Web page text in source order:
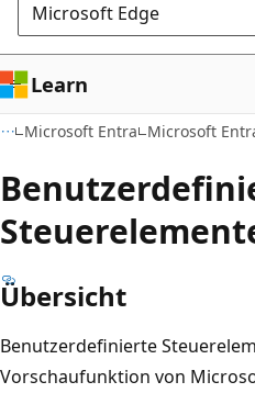
Microsoft Edge
Learn
Microsoft Entra Microsoft
Übersicht
Benutzerdefinierte
Vorschaufunktion von